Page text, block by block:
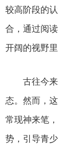
较高阶段的
合，通过阅
开阔的视野
古往今来
态。然而，
常现神来笔
势，引导青